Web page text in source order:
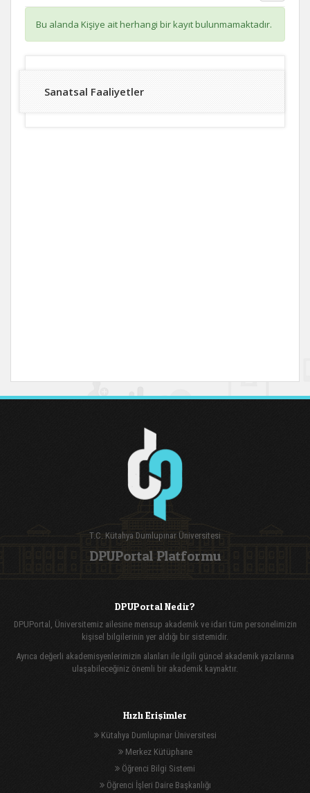
Bu alanda Kişiye ait herhangi bir kayıt bulunmamaktadır.
Sanatsal Faaliyetler
T.C. Kütahya Dumlupınar Üniversitesi
DPUPortal Platformu
DPUPortal Nedir?
DPUPortal, Üniversitemiz ailesine mensup akademik ve idari tüm personelimizin
kişisel bilgilerinin yer aldığı bir sistemidir.
Ayrıca değerli akademisyenlerimizin alanları ile ilgili güncel akademik yazılarına
ulaşabileceğiniz önemli bir akademik kaynaktır.
Hızlı Erişimler
Kütahya Dumlupınar Üniversitesi
Merkez Kütüphane
Öğrenci Bilgi Sistemi
Öğrenci İşleri Daire Başkanlığı